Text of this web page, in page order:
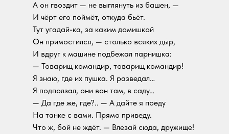
А он гвоздит — не выглянуть из башен, —
И чёрт его поймёт, откуда бьёт.
Тут угадай-ка, за каким домишкой
Он примостился, — столько всяких дыр,
И вдруг к машине подбежал парнишка:
— Товарищ командир, товарищ командир!
Я знаю, где их пушка. Я разведал…
Я подползал, они вон там, в саду…
— Да где же, где?.. — А дайте я поеду
На танке с вами. Прямо приведу.
Что ж, бой не ждёт. — Влезай сюда, дружище!